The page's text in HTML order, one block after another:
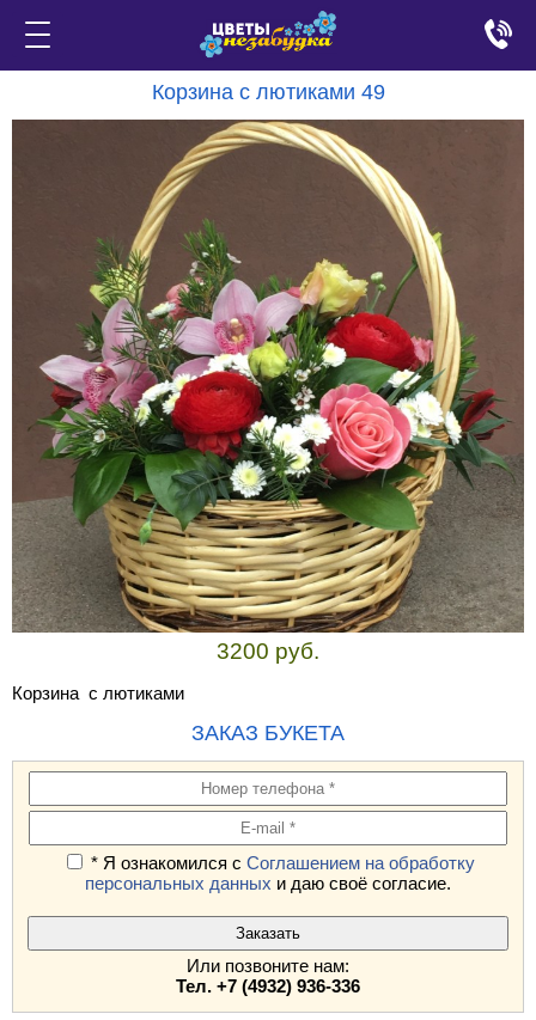
Корзина с лютиками 49
3200 руб.
Корзина с лютиками
ЗАКАЗ БУКЕТА
* Я ознакомился с Соглашением на обработку
персональных данных и даю своё согласие.
Или позвоните нам:
Тел. +7 (4932) 936-336